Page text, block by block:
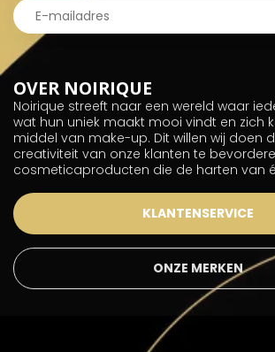
OVER NOIRIQUE
Noirique streeft naar een wereld waar
wat hun uniek maakt mooi vindt en zich
middel van make-up. Dit willen wij doen
creativiteit van onze klanten te
cosmeticaproducten die de harten van
KLANTENSERVICE
ONZE MERKEN